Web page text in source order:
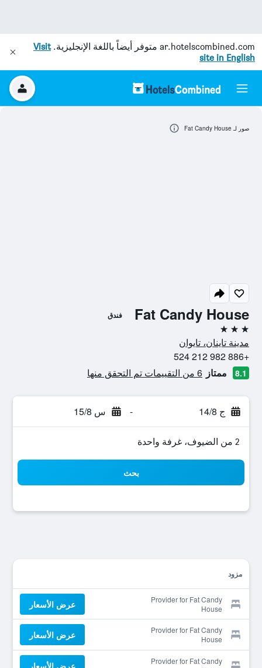
ar.hotelscombined.com متوفر أيضاً باللغة الإنجليزية.Visit
site in English
Fat Candy House فندق
3 نجوم
مدينة تاينان، تايوان
+886 982 212 524
8.1 ممتاز 6 من التقييمات تم التحقق منها
ج 14/8 - س 15/8
2 من الضيوف، غرفة واحدة
بحث
مزود
Provider for Fat Candy
House
عرض الأسعار
Provider for Fat Candy
House
عرض الأسعار
Provider for Fat Candy
عرض الأسعار
صور لـ Fat Candy House